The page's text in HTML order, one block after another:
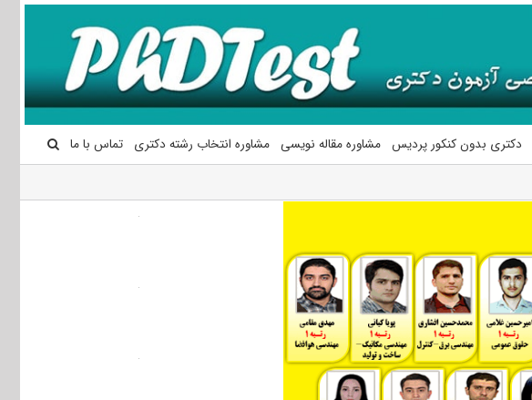
دکتری بدون کنکور پردیس مشاوره مقاله نویسی مشاوره انتخاب رشته دکتری تماس با ما